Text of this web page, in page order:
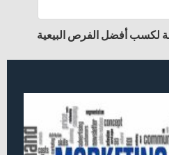
لكسب أفضل الفرص البيعية